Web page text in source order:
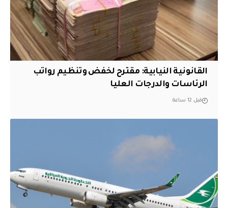
القانونية النيابية: مقترح لخفض وتنظيم رواتب
الرئاسات والدرجات العليا
قبل 12 ساعة